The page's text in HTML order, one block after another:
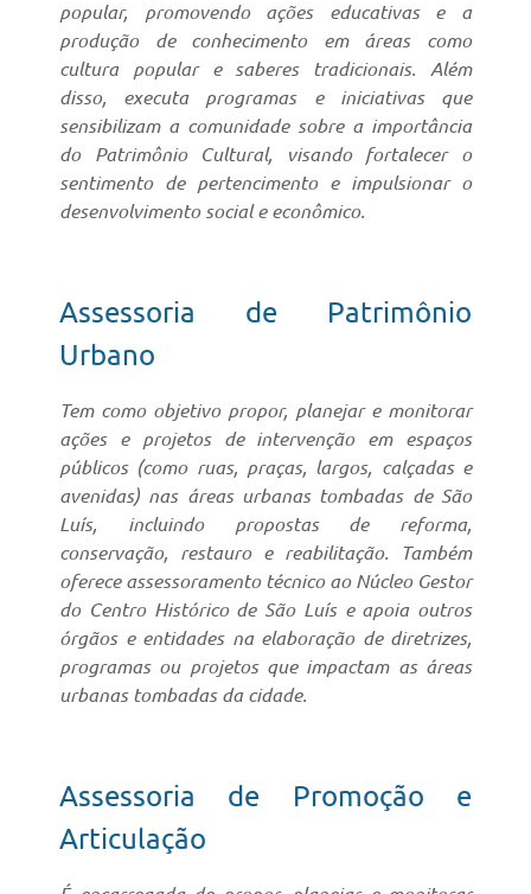
popular, promovendo ações educativas e a
produção de conhecimento em áreas como
cultura popular e saberes tradicionais. Além
disso, executa programas e iniciativas que
sensibilizam a comunidade sobre a importância
do Patrimônio Cultural, visando fortalecer o
sentimento de pertencimento e impulsionar o
desenvolvimento social e econômico.
Assessoria de Patrimônio
Urbano
Tem como objetivo propor, planejar e monitorar
ações e projetos de intervenção em espaços
públicos (como ruas, praças, largos, calçadas e
avenidas) nas áreas urbanas tombadas de São
Luís, incluindo propostas de reforma,
conservação, restauro e reabilitação. Também
oferece assessoramento técnico ao Núcleo Gestor
do Centro Histórico de São Luís e apoia outros
órgãos e entidades na elaboração de diretrizes,
programas ou projetos que impactam as áreas
urbanas tombadas da cidade.
Assessoria de Promoção e
Articulação